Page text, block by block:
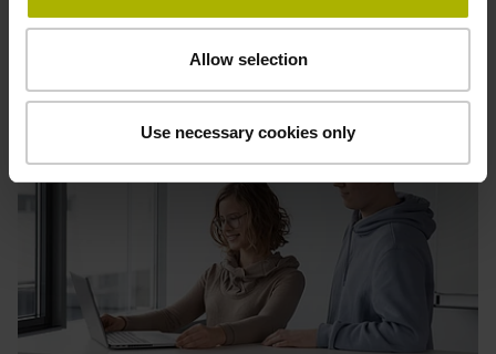
Allow selection
Use necessary cookies only
Mehr erfahren